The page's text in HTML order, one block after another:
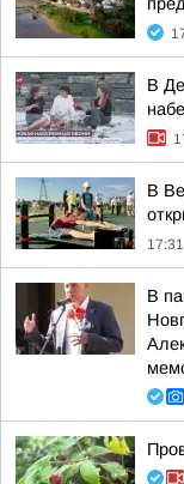
В
В
17:31
В